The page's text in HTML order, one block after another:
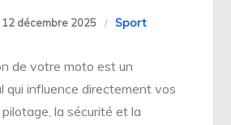
12 décembre 2025 Sport
de votre moto est un
qui influence directement vos
la sécurité et la